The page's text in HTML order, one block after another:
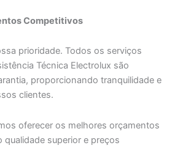
Competitivos
prioridade. Todos os serviços
Técnica Electrolux são
proporcionando tranquilidade e
clientes.
oferecer os melhores orçamentos
qualidade superior e preços